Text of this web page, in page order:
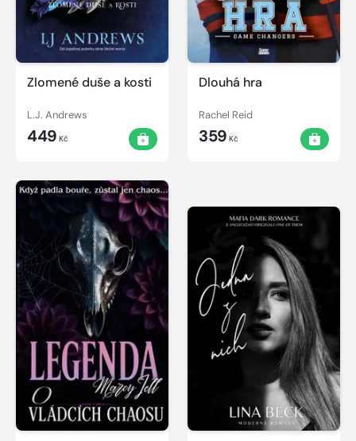
Zlomené duše a kosti
L.J. Andrews
449 Kč
Dlouhá hra
Rachel Reid
359 Kč